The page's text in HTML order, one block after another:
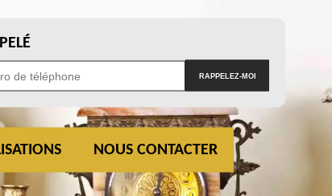
NOUS CONTACTER